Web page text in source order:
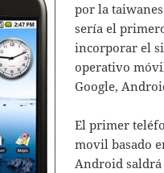
por la
sería el
incorporar el
operativo
Google,
El primer
movil basado
Android saldrá